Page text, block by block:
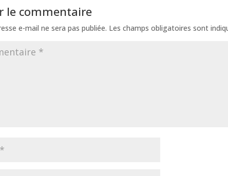
le commentaire
e-mail ne sera pas publiée. Les champs obligatoires sont